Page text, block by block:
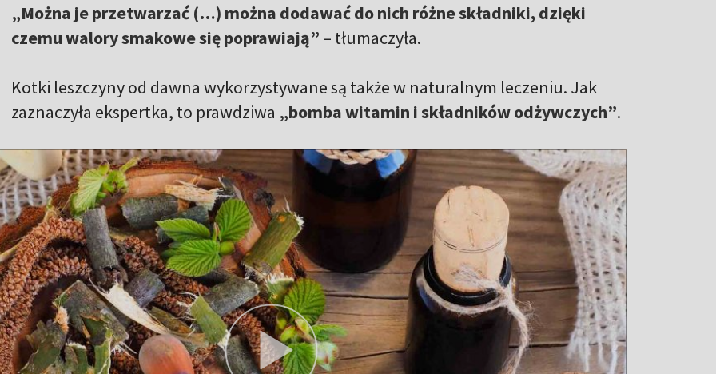
„Można je przetwarzać (…) można dodawać do nich różne składniki, dzięki
czemu walory smakowe się poprawiają” – tłumaczyła.
Kotki leszczyny od dawna wykorzystywane są także w naturalnym leczeniu. Jak
zaznaczyła ekspertka, to prawdziwa „bomba witamin i składników odżywczych”.